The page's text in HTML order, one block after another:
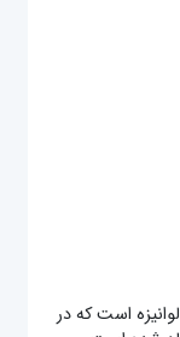
است که در